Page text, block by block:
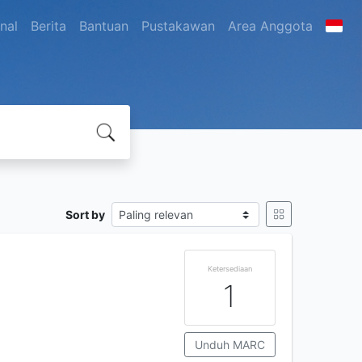
Berita Bantuan Pustakawan Area Anggota
Sort by
Ketersediaan
1
Unduh MARC